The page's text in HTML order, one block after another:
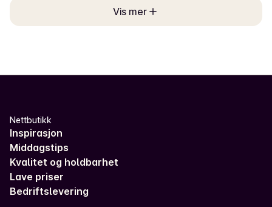
Vis mer
Nettbutikk
Inspirasjon
Middagstips
Kvalitet og holdbarhet
Lave priser
Bedriftslevering